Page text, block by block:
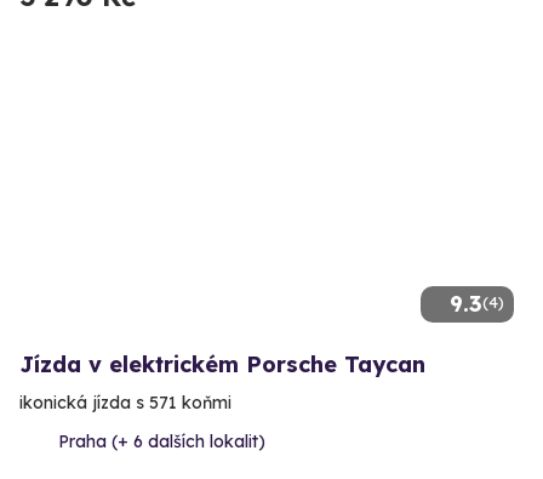
9.3(4)
Jízda v elektrickém Porsche Taycan
ikonická jízda s 571 koňmi
Praha (+ 6 dalších lokalit)